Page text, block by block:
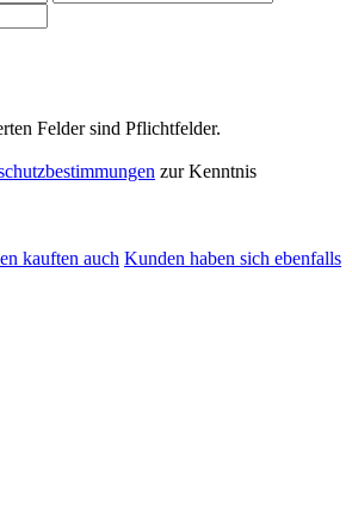
Felder sind Pflichtfelder.
zur Kenntnis
kauften auch Kunden haben sich ebenfalls